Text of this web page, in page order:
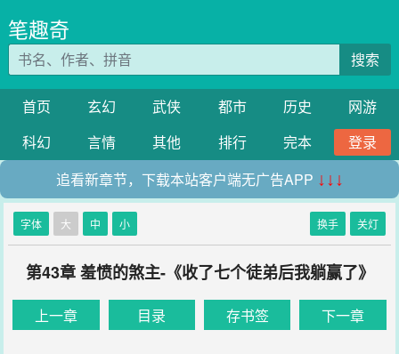
笔趣奇
搜索
首页 玄幻 武侠 都市 历史
网游
科幻
言情 其他 排行 完本
登录
追看新章节，下载本站客户端无广告APP ↓↓↓
字体 大 中 小 换手 关灯
第43章 羞愤的煞主-《收了七个徒弟后我躺赢了》
上一章 目录 存书签 下一章